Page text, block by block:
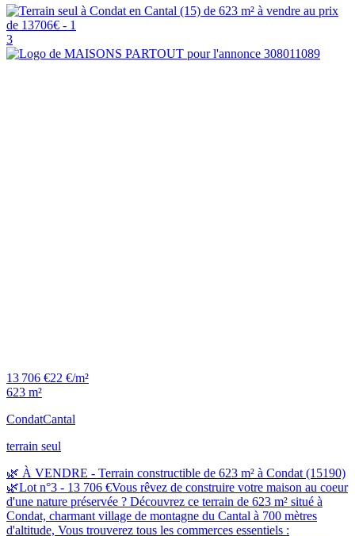
3
13 706 €22 €/m²
623 m²
CondatCantal
terrain seul
🌿 À VENDRE - Terrain constructible de 623 m² à Condat (15190)
🌿Lot n°3 - 13 706 €Vous rêvez de construire votre maison au coeur
d'une nature préservée ? Découvrez ce terrain de 623 m² situé à
Condat, charmant village de montagne du Cantal à 700 mètres
d'altitude, Vous trouverez tous les commerces essentiels :